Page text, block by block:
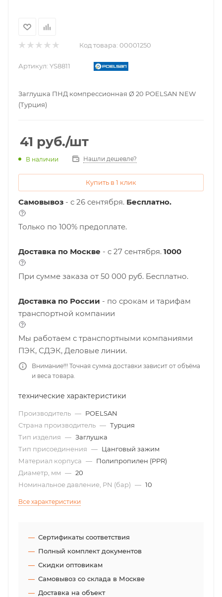
Код товара: 00001250
Артикул: YS8811
Заглушка ПНД компрессионная Ø 20 POELSAN NEW
(Турция)
41 руб./шт
В наличии Нашли дешевле?
Купить в 1 клик
Самовывоз - с 26 сентября. Бесплатно.
Только по 100% предоплате.
Доставка по Москве - c 27 сентября. 1000
При сумме заказа от 50 000 руб. Бесплатно.
Доставка по России - по срокам и тарифам
транспортной компании
Мы работаем с транспортными компаниями
ПЭК, СДЭК, Деловые линии.
Внимание!!! Точная сумма доставки зависит от объёма
и веса товара.
технические характеристики
Производитель — POELSAN
Страна производитель — Турция
Тип изделия — Заглушка
Тип присоединения — Цанговый зажим
Материал корпуса — Полипропилен (PPR)
Диаметр, мм — 20
Номинальное давление, PN (бар) — 10
Все характеристики
Сертификаты соответствия
Полный комплект документов
Скидки оптовикам
Самовывоз со склада в Москве
Доставка на объект